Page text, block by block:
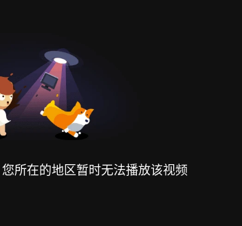
所在的地区暂时无法播放该视频